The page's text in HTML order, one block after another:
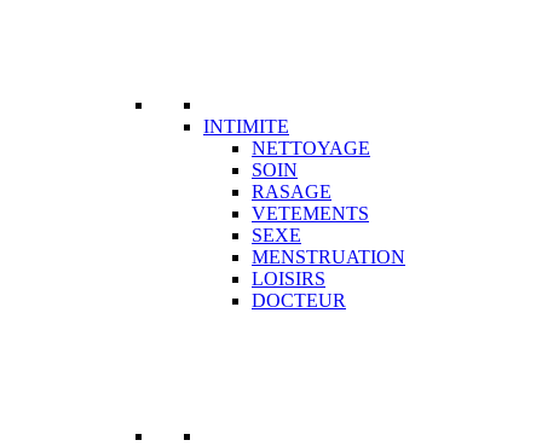
INTIMITE
NETTOYAGE
SOIN
RASAGE
VETEMENTS
SEXE
MENSTRUATION
LOISIRS
DOCTEUR